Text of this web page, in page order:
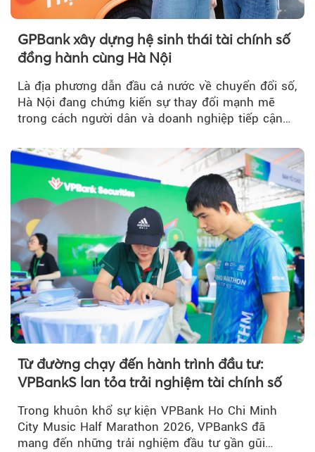
GPBank xây dựng hệ sinh thái tài chính số
đồng hành cùng Hà Nội
Là địa phương dẫn đầu cả nước về chuyển đổi số,
Hà Nội đang chứng kiến sự thay đổi mạnh mẽ
trong cách người dân và doanh nghiệp tiếp cận
Từ đường chạy đến hành trình đầu tư:
VPBankS lan tỏa trải nghiệm tài chính số
Trong khuôn khổ sự kiện VPBank Ho Chi Minh
City Music Half Marathon 2026, VPBankS đã
mang đến những trải nghiệm đầu tư gần gũi